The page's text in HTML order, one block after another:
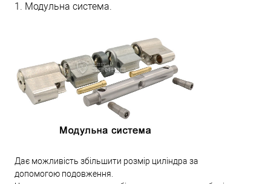
1. Модульна система.
Дає можливість збільшити розмір циліндра за
допомогою подовження.